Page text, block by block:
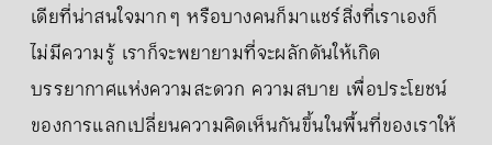
เดียที่น่าสนใจมาก ๆ หรือบางคนก็มาแชร์สิ่งที่เราเองก็
ไม่มีความรู้ เราก็จะพยายามที่จะผลักดันให้เกิด
บรรยากาศแห่งความสะดวก ความสบาย เพื่อประโยชน์
ของการแลกเปลี่ยนความคิดเห็นกันขึ้นในพื้นที่ของเราให้